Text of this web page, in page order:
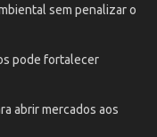
sem penalizar o
pode fortalecer
abrir mercados aos